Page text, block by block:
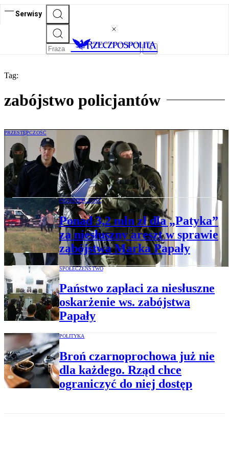
Serwisy
Tag:
zabójstwo policjantów
PRZESTĘPCZOŚĆ
Policjant wraca do zabójstwa generała
Papały. Wyjaśnia, dlaczego komendant
musiał zginąć
PRZESTĘPCZOŚĆ
Ponad 3,2 mln zł dla „Patyka”
za niesłuszny areszt w sprawie
zabójstwa Marka Papały
SPOŁECZEŃSTWO
Państwo zapłaci za niesłuszne
oskarżenie ws. zabójstwa
Papały
POLITYKA
Broń czarnoprochowa już nie
dla każdego. Rząd chce
ograniczyć do niej dostęp